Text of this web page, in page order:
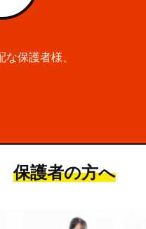
保護者様、
保護者の方へ